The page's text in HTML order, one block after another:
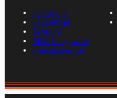
E-kiosk.pl
E-gazety.pl
Nexto.pl
Mała księgowość
Kancelarierp.pl